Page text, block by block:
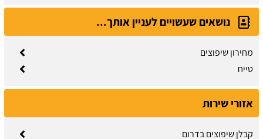
נושאים שעשויים לעניין אותך...
מחירון שיפוצים
טייח
אזורי שירות
קבלן שיפוצים בדרום